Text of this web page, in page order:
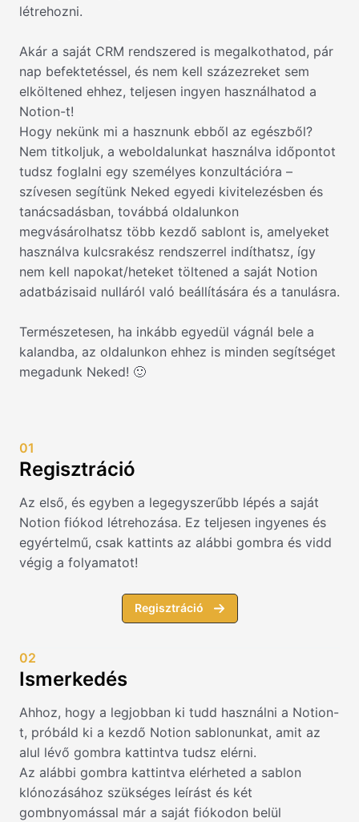
létrehozni.
Akár a saját CRM rendszered is megalkothatod, pár
nap befektetéssel, és nem kell százezreket sem
elköltened ehhez, teljesen ingyen használhatod a
Notion-t!
Hogy nekünk mi a hasznunk ebből az egészből?
Nem titkoljuk, a weboldalunkat használva időpontot
tudsz foglalni egy személyes konzultációra –
szívesen segítünk Neked egyedi kivitelezésben és
tanácsadásban, továbbá oldalunkon
megvásárolhatsz több kezdő sablont is, amelyeket
használva kulcsrakész rendszerrel indíthatsz, így
nem kell napokat/heteket töltened a saját Notion
adatbázisaid nulláról való beállítására és a tanulásra.
Természetesen, ha inkább egyedül vágnál bele a
kalandba, az oldalunkon ehhez is minden segítséget
megadunk Neked! 🙂
01
Regisztráció
Az első, és egyben a legegyszerűbb lépés a saját
Notion fiókod létrehozása. Ez teljesen ingyenes és
egyértelmű, csak kattints az alábbi gombra és vidd
végig a folyamatot!
Regisztráció
02
Ismerkedés
Ahhoz, hogy a legjobban ki tudd használni a Notion-
t, próbáld ki a kezdő Notion sablonunkat, amit az
alul lévő gombra kattintva tudsz elérni.
Az alábbi gombra kattintva elérheted a sablon
klónozásához szükséges leírást és két
gombnyomással már a saját fiókodon belül